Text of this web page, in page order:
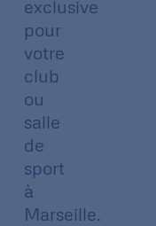
exclusive
pour
votre
club
ou
salle
de
sport
à
Marseille.